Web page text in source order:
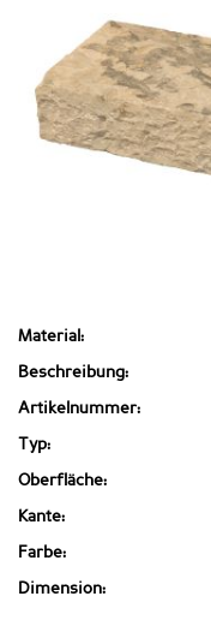
Material:
Beschreibung:
Artikelnummer:
Typ:
Oberfläche:
Kante:
Farbe:
Dimension: